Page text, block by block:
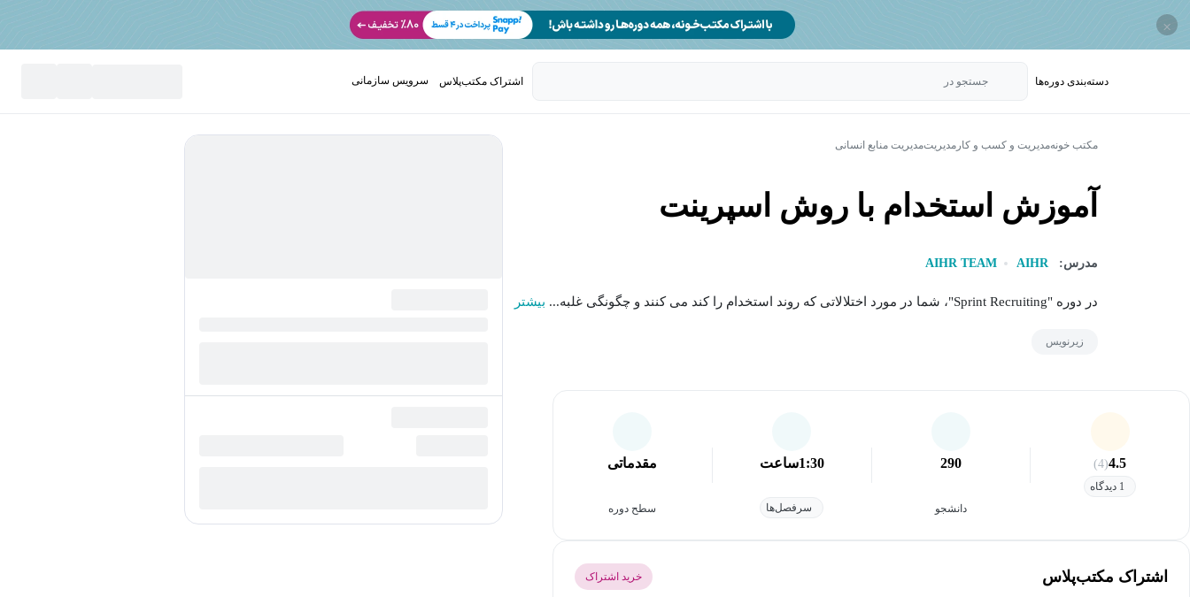
×
دسته‌بندی‌ دوره‌ها جستجو در اشتراک مکتب‌پلاس سرویس سازمانی
مکتب خونهمدیریت و کسب و کار مدیریتمدیریت منابع انسانی
آموزش استخدام با روش اسپرینت
مدرس: AIHR
AIHR TEAM
در دوره "Sprint Recruiting"، شما در مورد اختلالاتی که روند استخدام را کند می کنند و چگونگی غلبه... بیشتر
زیرنویس
4.5
(4)
1 دیدگاه
290
دانشجو
1:30ساعت
سرفصل‌ها
مقدماتی
سطح دوره
اشتراک مکتب‌پلاس خرید اشتراک